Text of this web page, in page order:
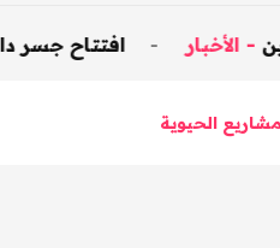
افتتاح جسر داقوق على طريق -
الحيوية